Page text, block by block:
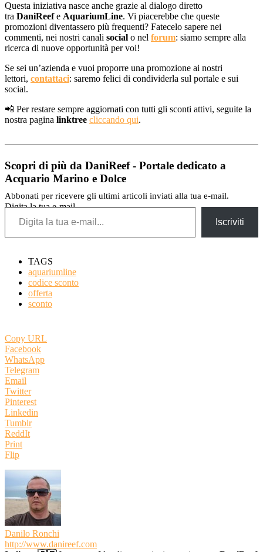
Questa iniziativa nasce anche grazie al dialogo diretto
tra DaniReefe AquariumLine. Vi piacerebbe che queste
promozioni diventassero più frequenti? Fatecelo sapere nei
commenti, nei nostri canali social o nel forum: siamo sempre alla
ricerca di nuove opportunità per voi!
Se sei un’azienda e vuoi proporre una promozione ai nostri
lettori, contattaci: saremo felici di condividerla sul portale e sui
social.
📲 Per restare sempre aggiornati con tutti gli sconti attivi, seguite la
nostra pagina linktree cliccando qui.
Scopri di più da DaniReef - Portale dedicato a
Acquario Marino e Dolce
Abbonati per ricevere gli ultimi articoli inviati alla tua e-mail.
Digita la tua e-mail...
Iscriviti
TAGS
aquariumline
codice sconto
offerta
sconto
Copy URL
Facebook
WhatsApp
Telegram
Email
Twitter
Pinterest
Linkedin
Tumblr
ReddIt
Print
Flip
Danilo Ronchi
http://www.danireef.com